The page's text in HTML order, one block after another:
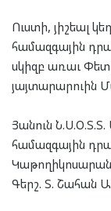
Ուստի, յիշեալ
համազգային
սկիզբ առաւ
յայտարարուին
Յանուն
համազգային
Գերշ. Տ. Շահան